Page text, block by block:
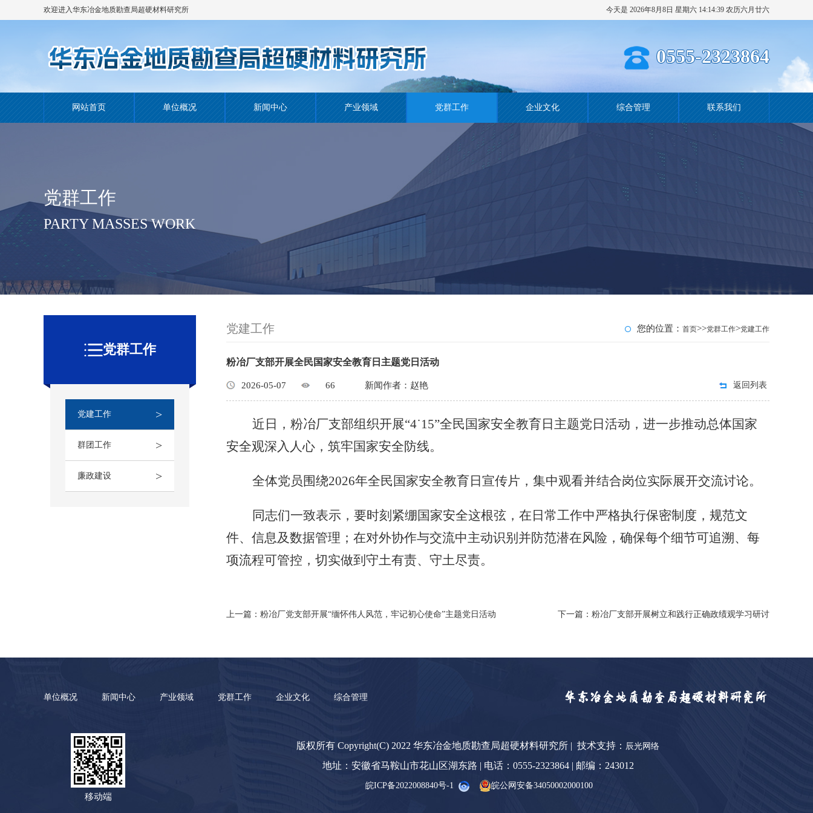
欢迎进入华东冶金地质勘查局超硬材料研究所 今天是 2026年8月8日 星期六 14:14:40 农历六月廿六
0555-2323864
网站首页 单位概况 新闻中心 产业领域 党群工作 企业文化 综合管理 联系我们
党群工作
PARTY MASSES WORK
党群工作
党建工作 >
群团工作 >
廉政建设 >
党建工作 您的位置： 首页>>党群工作>党建工作
粉冶厂支部开展全民国家安全教育日主题党日活动
2026-05-07 66 新闻作者：赵艳 返回列表
近日 ， 粉冶厂支部组织开展“4˙15”全民国家安全教育日主题党日活动 ， 进一步推动总体国家
安全观深入人心，筑牢国家安全防线。
全体党员围绕2026年全民国家安全教育日宣传片，集中观看并结合岗位实际展开交流讨论。
同志们一致表示，要时刻紧绷国家安全这根弦，在日常工作中严格执行保密制度，规范文
件、信息及数据管理；在对外协作与交流中主动识别并防范潜在风险，确保每个细节可追溯、每
项流程可管控，切实做到守土有责、守土尽责。
上一篇：粉冶厂党支部开展“缅怀伟人风范，牢记初心使命”主题党日活动 下一篇：粉冶厂支部开展树立和践行正确政绩观学习研讨
单位概况 新闻中心 产业领域 党群工作 企业文化 综合管理
移动端
版权所有 Copyright(C) 2022 华东冶金地质勘查局超硬材料研究所 | 技术支持： 辰光网络
地址：安徽省马鞍山市花山区湖东路 | 电话：0555-2323864 | 邮编：243012
皖ICP备2022008840号-1 皖公网安备34050002000100